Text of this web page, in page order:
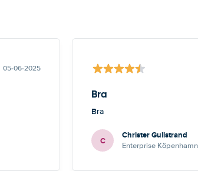
05-06-2025
Bra
Bra
C Christer Gullstrand
Enterprise